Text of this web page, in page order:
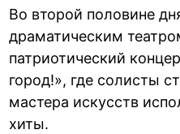
Во второй половине
драматическим
патриотический
город!», где солисты
мастера искусств
хиты.